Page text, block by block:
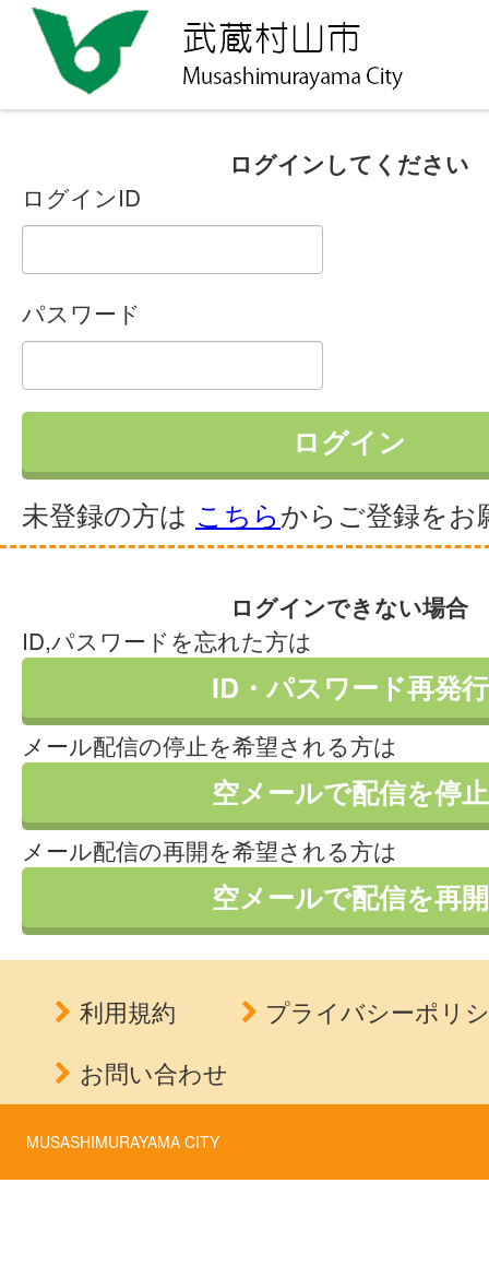
ログインしてください
ログインID
パスワード
未登録の方は こちらからご登録をお
ログインできない場合
ID,パスワードを忘れた方は
ID・パスワード再発行
メール配信の停止を希望される方は
空メールで配信を停止
メール配信の再開を希望される方は
空メールで配信を再開
利用規約
プライバシーポリ
お問い合わせ
MUSASHIMURAYAMA CITY